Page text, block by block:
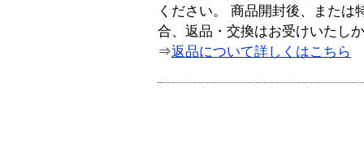
ください。 商品開封後、または
合、返品・交換はお受けいたし
⇒返品について詳しくはこちら